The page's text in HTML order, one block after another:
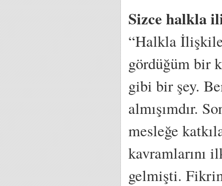
Sizce halkla
“Halkla
gördüğüm bir
gibi bir şey.
almışımdır.
mesleğe
kavramlarını
gelmişti.